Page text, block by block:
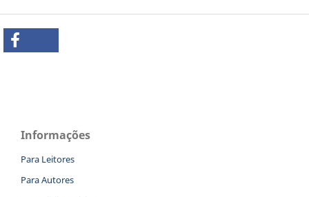
Informações
Para Leitores
Para Autores